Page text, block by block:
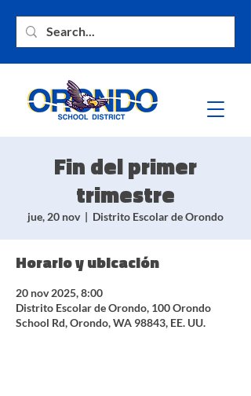
Fin del primer
trimestre
jue, 20 nov
  |
Distrito Escolar de Orondo
Horario y ubicación
20 nov 2025, 8:00
Distrito Escolar de Orondo, 100 Orondo
School Rd, Orondo, WA 98843, EE. UU.